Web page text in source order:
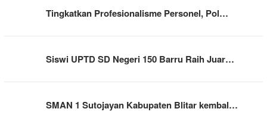
Tingkatkan Profesionalisme Personel, Pol…
Siswi UPTD SD Negeri 150 Barru Raih Juar…
SMAN 1 Sutojayan Kabupaten Blitar kembal…